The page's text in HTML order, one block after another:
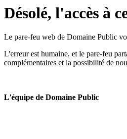
Désolé, l'accès à
Le pare-feu web de Domaine Public
L'erreur est humaine, et le pare-feu
complémentaires et la possibilité de
L'équipe de Domaine Public